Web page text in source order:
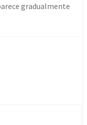
gradualmente